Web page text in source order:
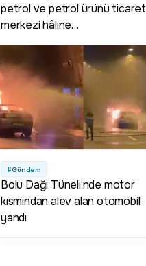
petrol ve petrol ürünü ticaret
merkezi hâline
#Gündem
Bolu Dağı Tüneli’nde motor
kısmından alev alan otomobil
yandı